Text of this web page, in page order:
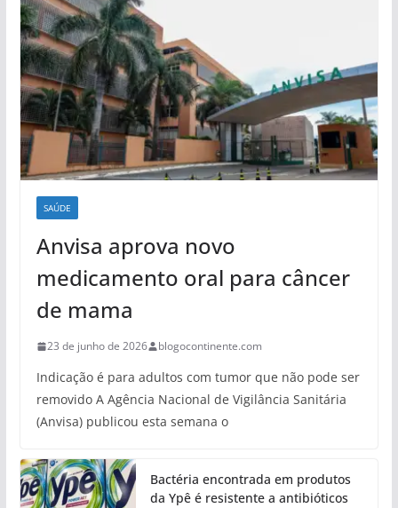
SAÚDE
Anvisa aprova novo
medicamento oral para câncer
de mama
23 de junho de 2026 blogocontinente.com
Indicação é para adultos com tumor que não pode ser
removido A Agência Nacional de Vigilância Sanitária
(Anvisa) publicou esta semana o
Bactéria encontrada em produtos
da Ypê é resistente a antibióticos